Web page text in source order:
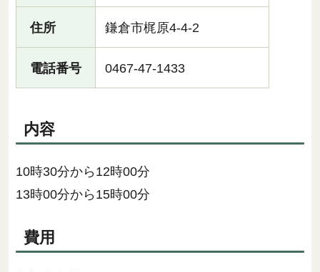
住所 鎌倉市梶原4-4-2
電話番号 0467-47-1433
内容
10時30分から12時00分
13時00分から15時00分
費用